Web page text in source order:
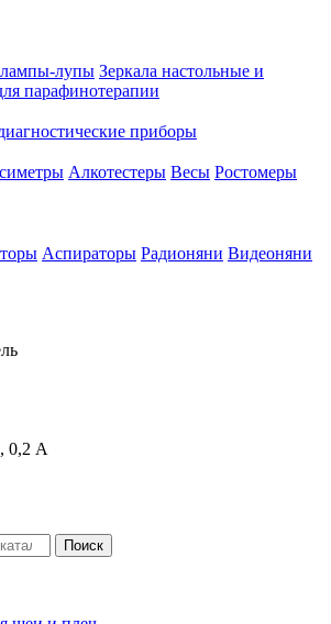
лампы-лупы Зеркала настольные и
парафинотерапии
приборы
Алкотестеры Весы Ростомеры
Аспираторы Радионяни Видеоняни
0,2 А
Поиск